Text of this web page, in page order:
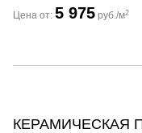
Цена от: 5 975 руб./м2
КЕРАМИЧЕСКАЯ